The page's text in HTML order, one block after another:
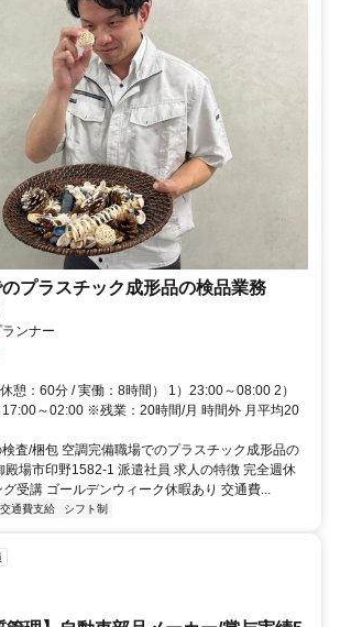
プラスチック成形品の検品業務
ンナー
憩：60分 / 実働：8時間） 1）23:00～08:00 2）
～02:00 ※残業：20時間/月 時間外 月平均20
査/梱包 空調完備職場でのプラスチック成形品の
殿場市印野1582-1 派遣社員 求人の特徴 完全週休
受講 ゴールデンウィーク休暇あり 交通費...
交通費支給 シフト制